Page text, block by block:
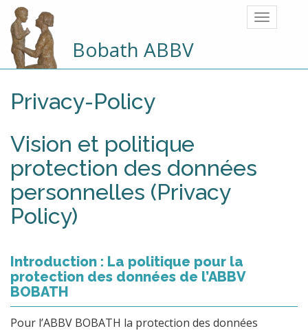
Bobath ABBV
Privacy-Policy
Vision et politique
protection des données
personnelles (Privacy
Policy)
Introduction : La politique pour la
protection des données de l’ABBV
BOBATH
Pour l’ABBV BOBATH la protection des données